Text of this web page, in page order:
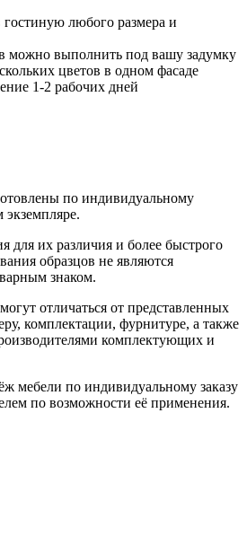
гостиную любого размера и
можно выполнить под вашу задумку
цветов в одном фасаде
1-2 рабочих дней
по индивидуальному
экземпляре.
для их различия и более быстрого
образцов не являются
знаком.
отличаться от представленных
комплектации, фурнитуре, а также
комплектующих и
мебели по индивидуальному заказу
по возможности её применения.